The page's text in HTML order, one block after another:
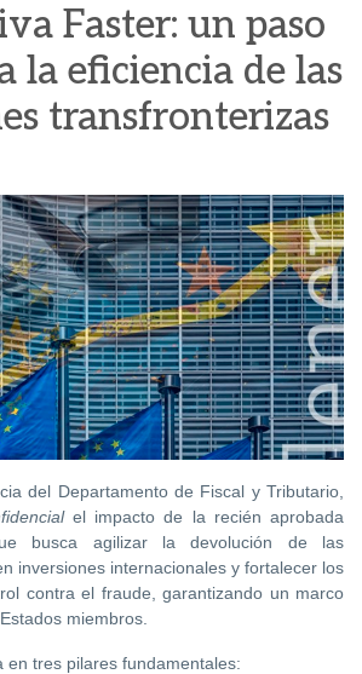
Faster: un paso
la eficiencia de las
transfronterizas
del Departamento de Fiscal y Tributario,
el impacto de la recién aprobada
busca agilizar la devolución de las
inversiones internacionales y fortalecer los
contra el fraude, garantizando un marco
miembros.
en tres pilares fundamentales: